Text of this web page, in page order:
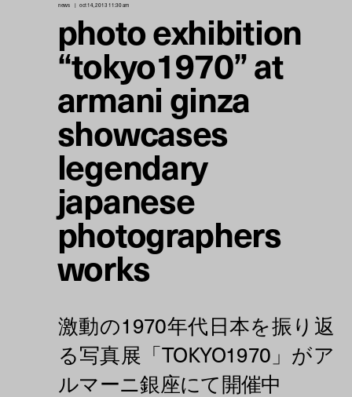
news oct 14, 2013 11:30 am
photo exhibition
“tokyo1970” at
armani ginza
showcases
legendary
japanese
photographers
works